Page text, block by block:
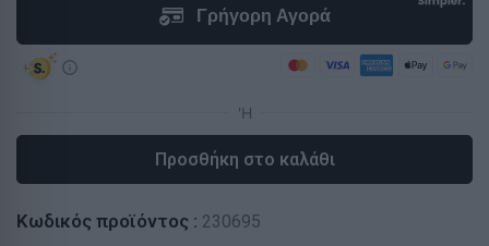
Προσθήκη στο καλάθι
Κωδικός προϊόντος : 230695